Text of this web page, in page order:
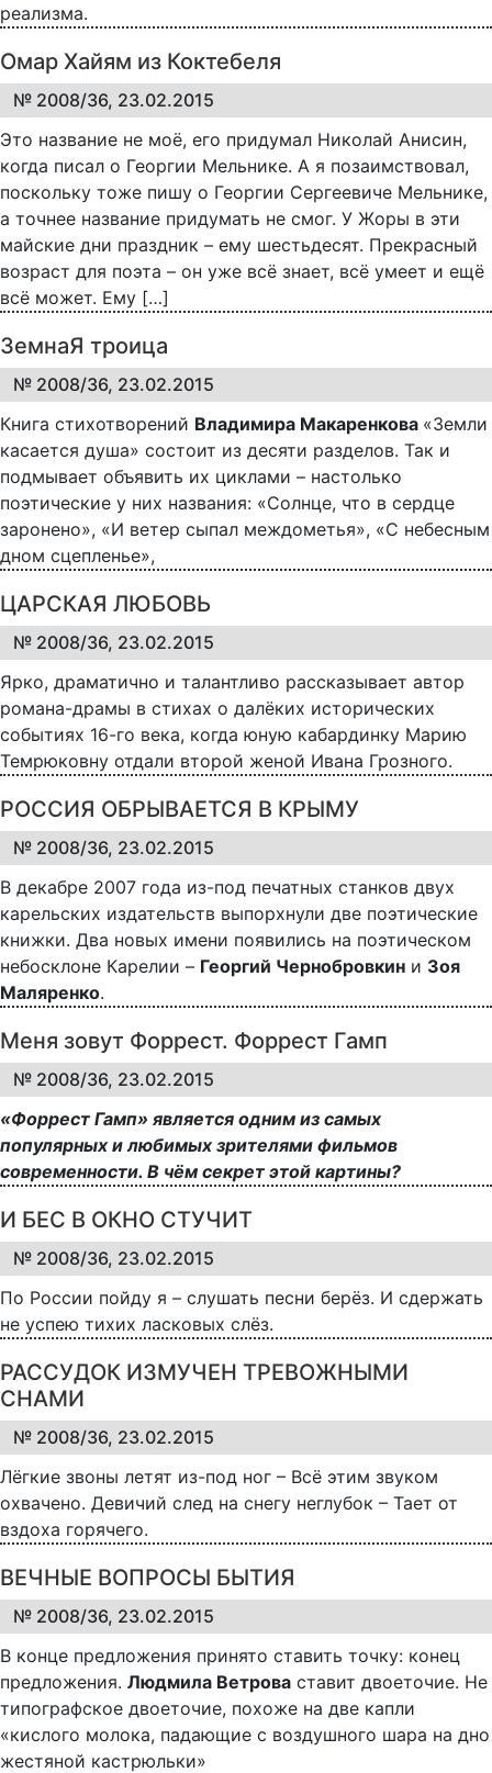
реализма.
Омар Хайям из Коктебеля
№ 2008/36, 23.02.2015
Это название не моё, его придумал Николай Анисин,
когда писал о Георгии Мельнике. А я позаимствовал,
поскольку тоже пишу о Георгии Сергеевиче Мельнике,
а точнее название придумать не смог. У Жоры в эти
майские дни праздник – ему шестьдесят. Прекрасный
возраст для поэта – он уже всё знает, всё умеет и ещё
всё может. Ему […]
ЗемнаЯ троица
№ 2008/36, 23.02.2015
Книга стихотворений Владимира Макаренкова «Земли
касается душа» состоит из десяти разделов. Так и
подмывает объявить их циклами – настолько
поэтические у них названия: «Солнце, что в сердце
заронено», «И ветер сыпал междометья», «С небесным
дном сцепленье»,
ЦАРСКАЯ ЛЮБОВЬ
№ 2008/36, 23.02.2015
Ярко, драматично и талантливо рассказывает автор
романа-драмы в стихах о далёких исторических
событиях 16-го века, когда юную кабардинку Марию
Темрюковну отдали второй женой Ивана Грозного.
РОССИЯ ОБРЫВАЕТСЯ В КРЫМУ
№ 2008/36, 23.02.2015
В декабре 2007 года из-под печатных станков двух
карельских издательств выпорхнули две поэтические
книжки. Два новых имени появились на поэтическом
небосклоне Карелии – Георгий Чернобровкин и Зоя
Маляренко.
Меня зовут Форрест. Форрест Гамп
№ 2008/36, 23.02.2015
«Форрест Гамп» является одним из самых
популярных и любимых зрителями фильмов
современности. В чём секрет этой картины?
И БЕС В ОКНО СТУЧИТ
№ 2008/36, 23.02.2015
По России пойду я – слушать песни берёз. И сдержать
не успею тихих ласковых слёз.
РАССУДОК ИЗМУЧЕН ТРЕВОЖНЫМИ
СНАМИ
№ 2008/36, 23.02.2015
Лёгкие звоны летят из-под ног – Всё этим звуком
охвачено. Девичий след на снегу неглубок – Тает от
вздоха горячего.
ВЕЧНЫЕ ВОПРОСЫ БЫТИЯ
№ 2008/36, 23.02.2015
В конце предложения принято ставить точку: конец
предложения. Людмила Ветрова ставит двоеточие. Не
типографское двоеточие, похоже на две капли
«кислого молока, падающие с воздушного шара на дно
жестяной кастрюльки»